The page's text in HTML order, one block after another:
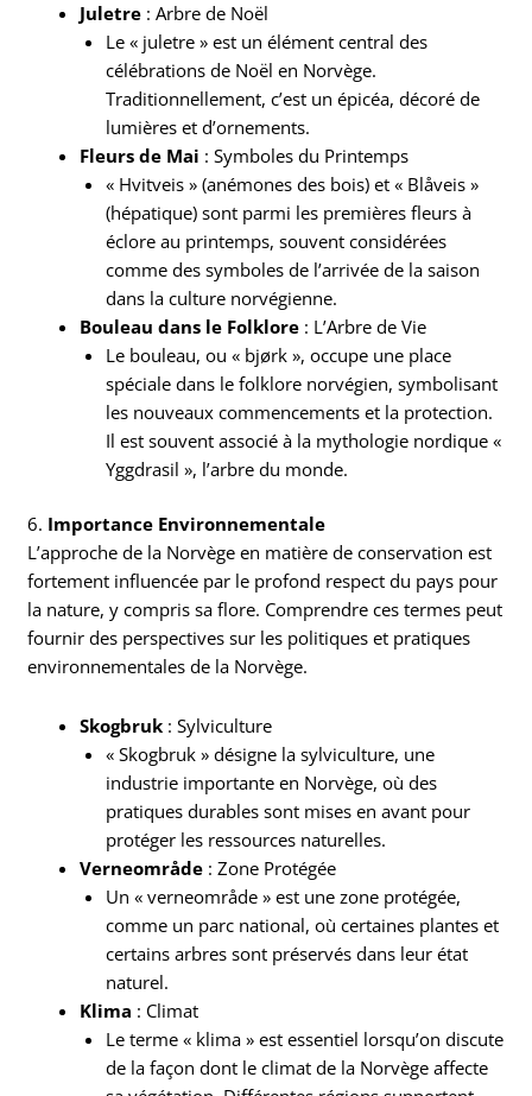
Juletre : Arbre de Noël
Le « juletre » est un élément central des
célébrations de Noël en Norvège.
Traditionnellement, c’est un épicéa, décoré de
lumières et d’ornements.
Fleurs de Mai : Symboles du Printemps
« Hvitveis » (anémones des bois) et « Blåveis »
(hépatique) sont parmi les premières fleurs à
éclore au printemps, souvent considérées
comme des symboles de l’arrivée de la saison
dans la culture norvégienne.
Bouleau dans le Folklore : L’Arbre de Vie
Le bouleau, ou « bjørk », occupe une place
spéciale dans le folklore norvégien, symbolisant
les nouveaux commencements et la protection.
Il est souvent associé à la mythologie nordique «
Yggdrasil », l’arbre du monde.
6. Importance Environnementale
L’approche de la Norvège en matière de conservation est
fortement influencée par le profond respect du pays pour
la nature, y compris sa flore. Comprendre ces termes peut
fournir des perspectives sur les politiques et pratiques
environnementales de la Norvège.
Skogbruk : Sylviculture
« Skogbruk » désigne la sylviculture, une
industrie importante en Norvège, où des
pratiques durables sont mises en avant pour
protéger les ressources naturelles.
Verneområde : Zone Protégée
Un « verneområde » est une zone protégée,
comme un parc national, où certaines plantes et
certains arbres sont préservés dans leur état
naturel.
Klima : Climat
Le terme « klima » est essentiel lorsqu’on discute
de la façon dont le climat de la Norvège affecte